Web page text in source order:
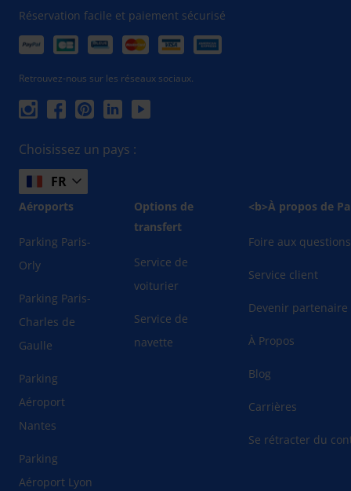
Réservation facile et paiement sécurisé
Retrouvez-nous sur les réseaux sociaux.
Choisissez un pays :
FR
Aéroports
Parking Paris-
Orly
Parking Paris-
Charles de
Gaulle
Parking
Aéroport
Nantes
Parking
Aéroport Lyon
Options de
transfert
Service de
voiturier
Service de
navette
<b>À propos de
Foire aux questions
Service client
Devenir partenaire
À Propos
Blog
Carrières
Se rétracter du